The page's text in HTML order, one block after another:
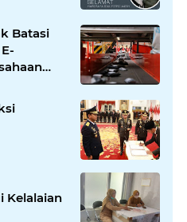
Idul Fitri
Batasi
Kelalaian